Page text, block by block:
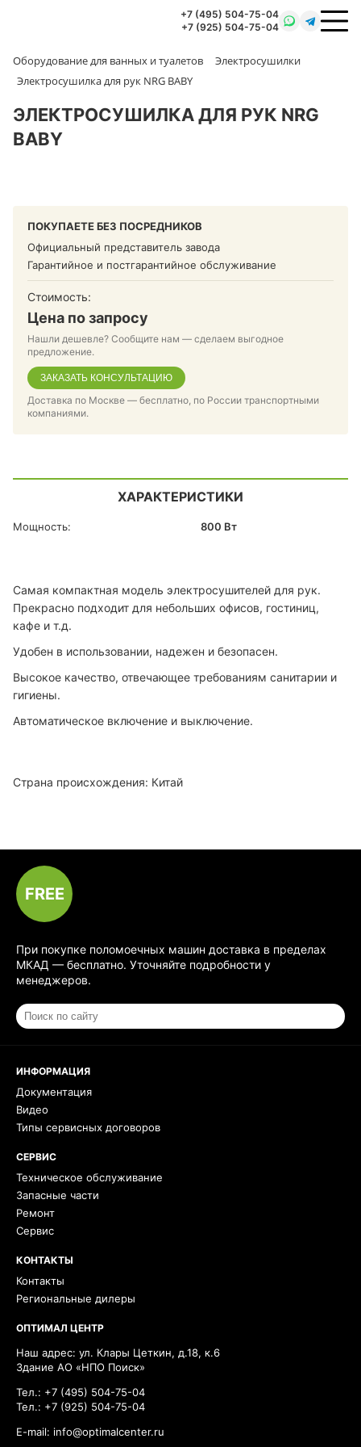
+7 (495) 504-75-04
+7 (925) 504-75-04
Оборудование для ванных и туалетов
Электросушилки
Электросушилка для рук NRG BABY
ЭЛЕКТРОСУШИЛКА ДЛЯ РУК NRG
BABY
ПОКУПАЕТЕ БЕЗ ПОСРЕДНИКОВ
Официальный представитель завода
Гарантийное и постгарантийное обслуживание
Стоимость:
Цена по запросу
Нашли дешевле? Сообщите нам — сделаем выгодное
предложение.
ЗАКАЗАТЬ КОНСУЛЬТАЦИЮ
Доставка по Москве — бесплатно, по России транспортными
компаниями.
ХАРАКТЕРИСТИКИ
Мощность: 800 Вт
Cамая компактная модель электросушителей для рук.
Прекрасно подходит для небольших офисов, гостиниц,
кафе и т.д.
Удобен в использовании, надежен и безопасен.
Высокое качество, отвечающее требованиям санитарии и
гигиены.
Автоматическое включение и выключение.
Страна происхождения: Китай
FREE
При покупке поломоечных машин доставка в пределах
МКАД — бесплатно. Уточняйте подробности у
менеджеров.
ИНФОРМАЦИЯ
Документация
Видео
Типы сервисных договоров
СЕРВИС
Техническое обслуживание
Запасные части
Ремонт
Сервис
КОНТАКТЫ
Контакты
Региональные дилеры
ОПТИМАЛ ЦЕНТР
Наш адрес: ул. Клары Цеткин, д.18, к.6
Здание АО «НПО Поиск»
Тел.: +7 (495) 504-75-04
Тел.: +7 (925) 504-75-04
E-mail: info@optimalcenter.ru